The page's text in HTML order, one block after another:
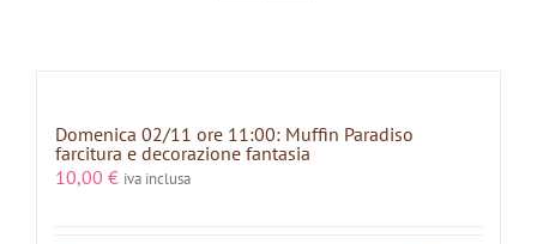
Domenica 02/11 ore 11:00: Muffin Paradiso
farcitura e decorazione fantasia
10,00 € iva inclusa